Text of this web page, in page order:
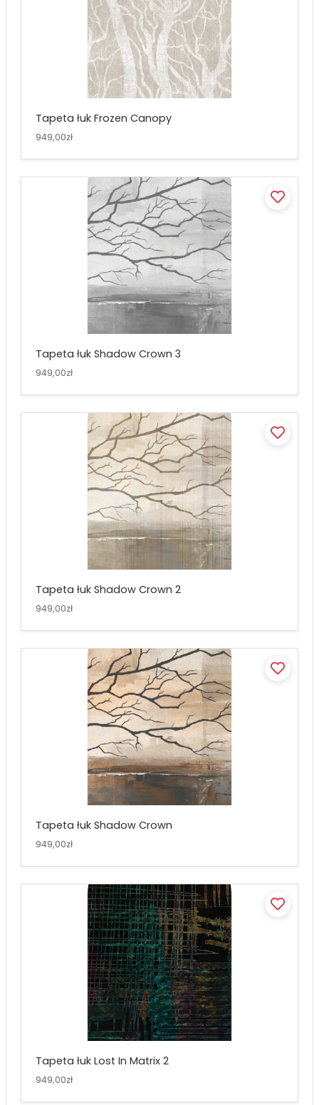
Tapeta łuk Frozen Canopy
949,00zł
Tapeta łuk Shadow Crown 3
949,00zł
Tapeta łuk Shadow Crown 2
949,00zł
Tapeta łuk Shadow Crown
949,00zł
Tapeta łuk Lost In Matrix 2
949,00zł